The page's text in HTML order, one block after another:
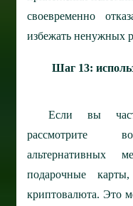
своевременно
избежать ненужных
Шаг 13:
Если вы
рассмотрите
альтернативных
подарочные
криптовалюта. Это